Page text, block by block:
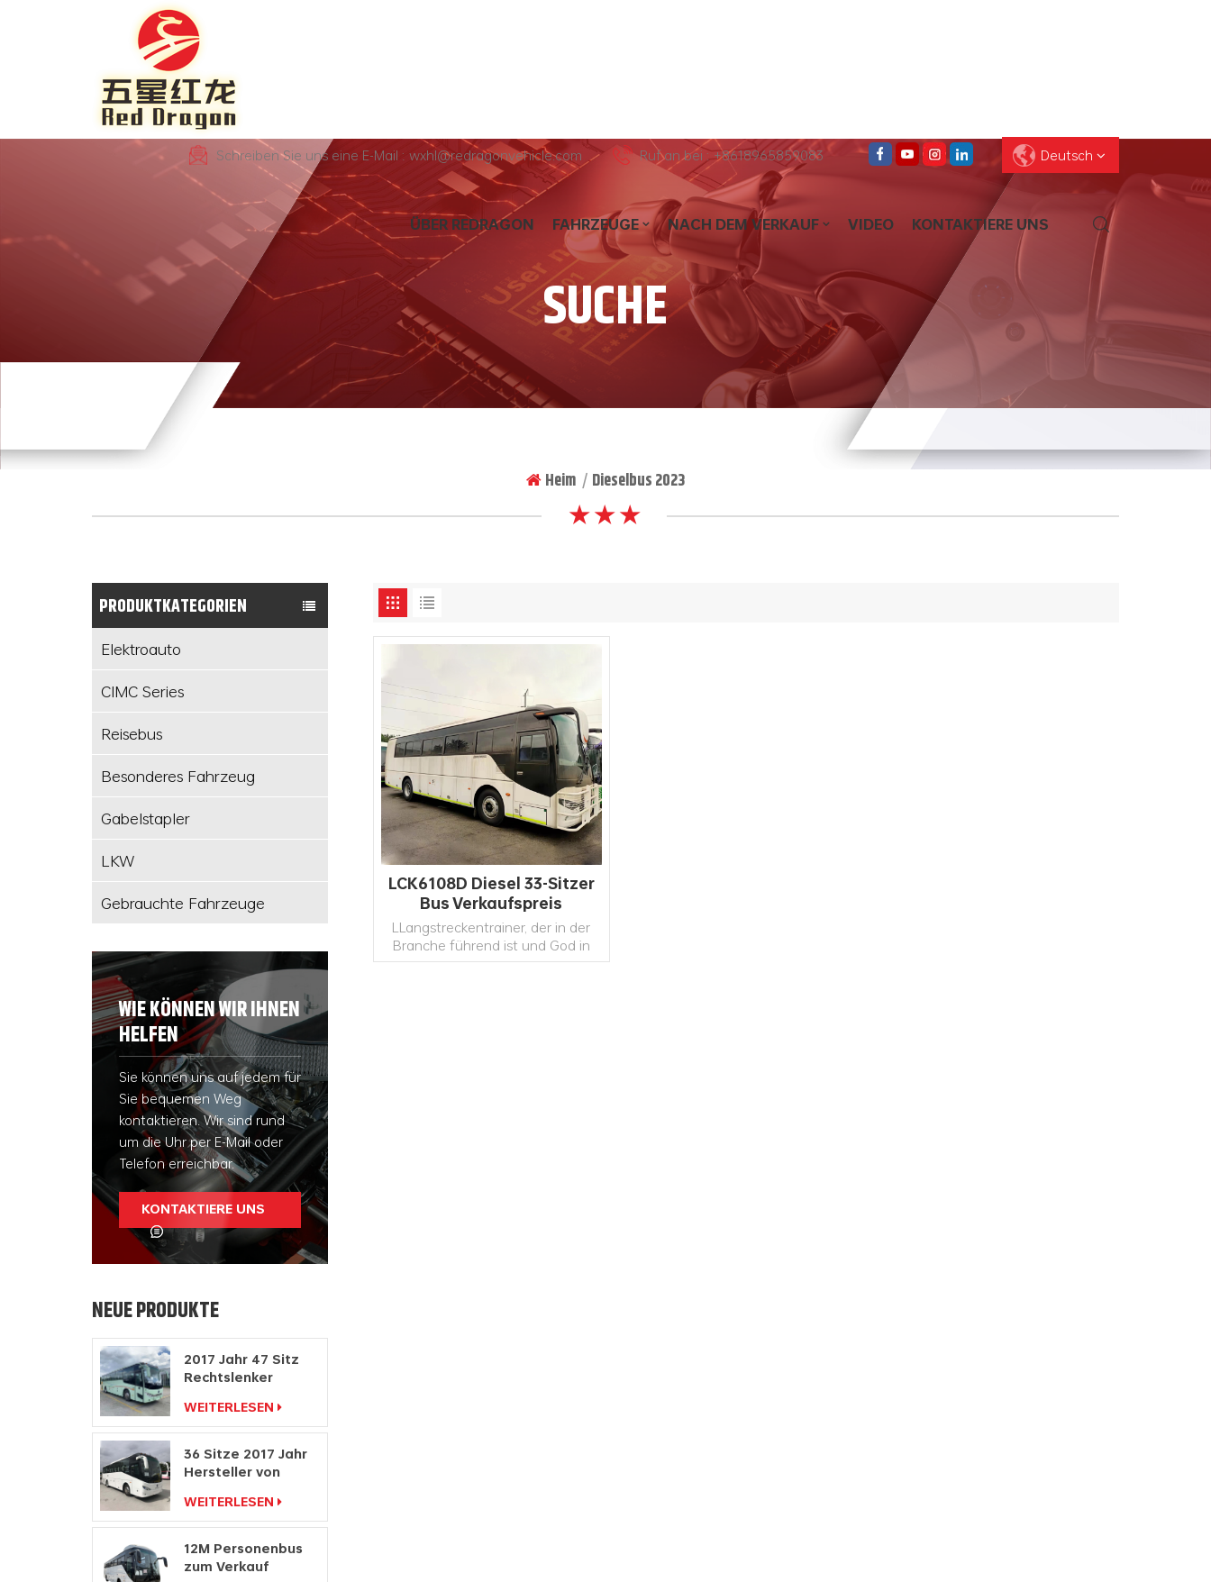
Schreiben Sie uns eine E-Mail : wxhl@redragonvehicle.com Ruf an bei : +8618965859083 Deutsch
English
Français
Deutsch
Pусский
Español
العربية
ÜBER REDRAGON FAHRZEUGE NACH DEM VERKAUF VIDEO KONTAKTIERE UNS
SUCHE
Heim | Dieselbus 2023
★ ★ ★
PRODUKTKATEGORIEN
Elektroauto
CIMC Series
Reisebus
Besonderes Fahrzeug
Gabelstapler
LKW
Gebrauchte Fahrzeuge
WIE KÖNNEN WIR IHNEN
HELFEN
Sie können uns auf jedem für
Sie bequemen Weg
kontaktieren. Wir sind rund
um die Uhr per E-Mail oder
Telefon erreichbar.
KONTAKTIERE UNS
NEUE PRODUKTE
2017 Jahr 47 Sitz
Rechtslenker
Dieselmotor Bus
WEITERLESEN
36 Sitze 2017 Jahr
Hersteller von
mit Rechtslenkung
WEITERLESEN
12M Personenbus
zum Verkauf
LCK6108D Diesel 33-Sitzer
Bus Verkaufspreis
Hersteller
LLangstreckentrainer, der in der
Branche führend ist und God in
cObbeled Road, Rock Road,